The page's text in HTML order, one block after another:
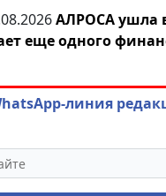
АЛРОСА ушла
еще одного
линия